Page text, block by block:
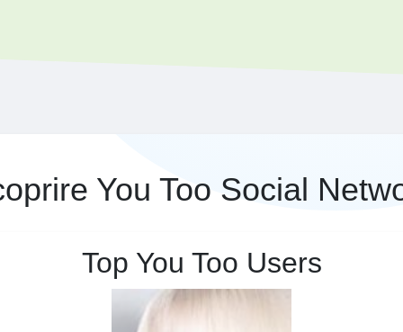
You Too Social
Top You Too Users